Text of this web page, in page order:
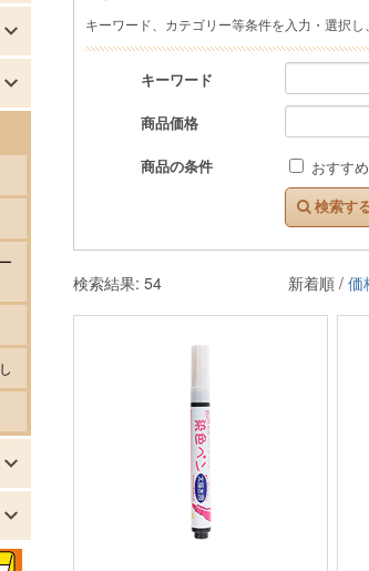
キーワード、カテゴリー等条件を入力・選択
キーワード
商品価格
商品の条件 おすす
検索す
検索結果: 54 新着順 / 価